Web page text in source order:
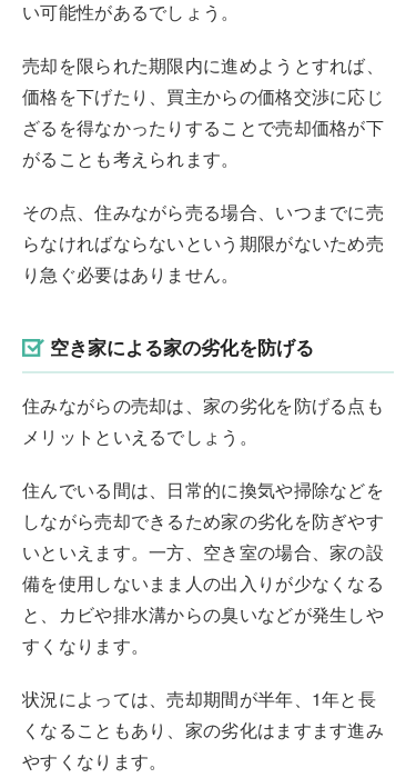
い可能性があるでしょう。
売却を限られた期限内に進めようとすれば、
価格を下げたり、買主からの価格交渉に応じ
ざるを得なかったりすることで売却価格が下
がることも考えられます。
その点、住みながら売る場合、いつまでに売
らなければならないという期限がないため売
り急ぐ必要はありません。
空き家による家の劣化を防げる
住みながらの売却は、家の劣化を防げる点も
メリットといえるでしょう。
住んでいる間は、日常的に換気や掃除などを
しながら売却できるため家の劣化を防ぎやす
いといえます。一方、空き室の場合、家の設
備を使用しないまま人の出入りが少なくなる
と、カビや排水溝からの臭いなどが発生しや
すくなります。
状況によっては、売却期間が半年、1年と長
くなることもあり、家の劣化はますます進み
やすくなります。